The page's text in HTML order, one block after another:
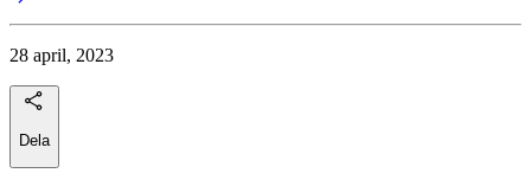
28 april, 2023
Dela